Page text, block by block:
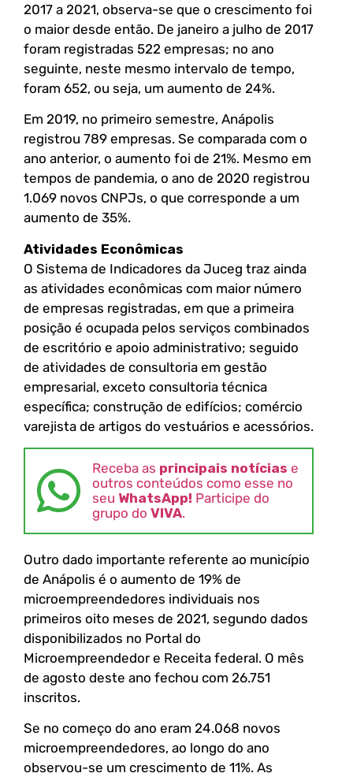
2017 a 2021, observa-se que o crescimento foi
o maior desde então. De janeiro a julho de 2017
foram registradas 522 empresas; no ano
seguinte, neste mesmo intervalo de tempo,
foram 652, ou seja, um aumento de 24%.
Em 2019, no primeiro semestre, Anápolis
registrou 789 empresas. Se comparada com o
ano anterior, o aumento foi de 21%. Mesmo em
tempos de pandemia, o ano de 2020 registrou
1.069 novos CNPJs, o que corresponde a um
aumento de 35%.
Atividades Econômicas
O Sistema de Indicadores da Juceg traz ainda
as atividades econômicas com maior número
de empresas registradas, em que a primeira
posição é ocupada pelos serviços combinados
de escritório e apoio administrativo; seguido
de atividades de consultoria em gestão
empresarial, exceto consultoria técnica
específica; construção de edifícios; comércio
varejista de artigos do vestuários e acessórios.
Receba as principais notícias e
outros conteúdos como esse no
seu WhatsApp! Participe do
grupo do VIVA.
Outro dado importante referente ao município
de Anápolis é o aumento de 19% de
microempreendedores individuais nos
primeiros oito meses de 2021, segundo dados
disponibilizados no Portal do
Microempreendedor e Receita federal. O mês
de agosto deste ano fechou com 26.751
inscritos.
Se no começo do ano eram 24.068 novos
microempreendedores, ao longo do ano
observou-se um crescimento de 11%. As